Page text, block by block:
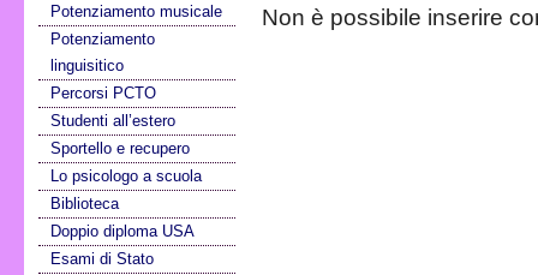
Potenziamento musicale
Potenziamento
linguisitico
Percorsi PCTO
Studenti all’estero
Sportello e recupero
Lo psicologo a scuola
Biblioteca
Doppio diploma USA
Esami di Stato
Non è possibile inserire